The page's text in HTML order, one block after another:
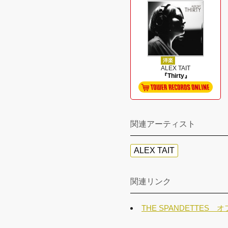
洋楽
ALEX TAIT
『Thirty』
関連アーティスト
ALEX TAIT
関連リンク
THE SPANDETTES オ